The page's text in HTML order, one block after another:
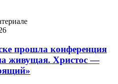
прошла конференция
живущая. Христос —